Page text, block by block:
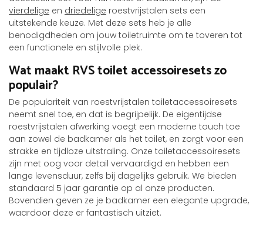
vierdelige en driedelige roestvrijstalen sets een
uitstekende keuze. Met deze sets heb je alle
benodigdheden om jouw toiletruimte om te toveren tot
een functionele en stijlvolle plek.
Wat maakt RVS toilet accessoiresets zo
populair?
De populariteit van roestvrijstalen toiletaccessoiresets
neemt snel toe, en dat is begrijpelijk. De eigentijdse
roestvrijstalen afwerking voegt een moderne touch toe
aan zowel de badkamer als het toilet, en zorgt voor een
strakke en tijdloze uitstraling. Onze toiletaccessoiresets
zijn met oog voor detail vervaardigd en hebben een
lange levensduur, zelfs bij dagelijks gebruik. We bieden
standaard 5 jaar garantie op al onze producten.
Bovendien geven ze je badkamer een elegante upgrade,
waardoor deze er fantastisch uitziet.